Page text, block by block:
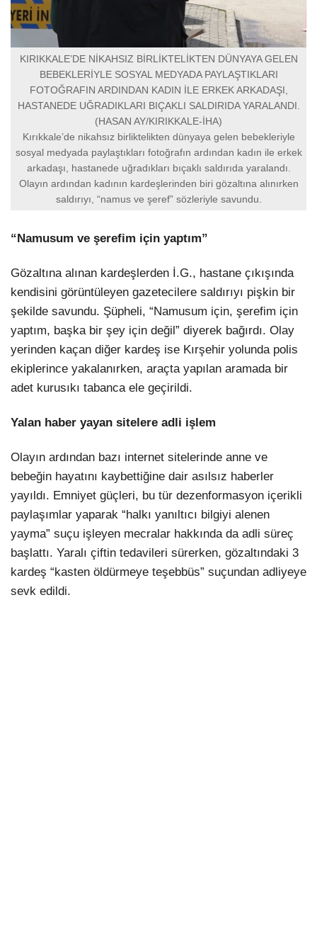
KIRIKKALE’DE NİKAHSIZ BİRLİKTELİKTEN DÜNYAYA GELEN
BEBEKLERİYLE SOSYAL MEDYADA PAYLAŞTIKLARI
FOTOĞRAFIN ARDINDAN KADIN İLE ERKEK ARKADAŞI,
HASTANEDE UĞRADIKLARI BIÇAKLI SALDIRIDA YARALANDI.
(HASAN AY/KIRIKKALE-İHA)
Kırıkkale’de nikahsız birliktelikten dünyaya gelen bebekleriyle
sosyal medyada paylaştıkları fotoğrafın ardından kadın ile erkek
arkadaşı, hastanede uğradıkları bıçaklı saldırıda yaralandı.
Olayın ardından kadının kardeşlerinden biri gözaltına alınırken
saldırıyı, “namus ve şeref” sözleriyle savundu.
“Namusum ve şerefim için yaptım”
Gözaltına alınan kardeşlerden İ.G., hastane çıkışında
kendisini görüntüleyen gazetecilere saldırıyı pişkin bir
şekilde savundu. Şüpheli, “Namusum için, şerefim için
yaptım, başka bir şey için değil” diyerek bağırdı. Olay
yerinden kaçan diğer kardeş ise Kırşehir yolunda polis
ekiplerince yakalanırken, araçta yapılan aramada bir
adet kurusıkı tabanca ele geçirildi.
Yalan haber yayan sitelere adli işlem
Olayın ardından bazı internet sitelerinde anne ve
bebeğin hayatını kaybettiğine dair asılsız haberler
yayıldı. Emniyet güçleri, bu tür dezenformasyon içerikli
paylaşımlar yaparak “halkı yanıltıcı bilgiyi alenen
yayma” suçu işleyen mecralar hakkında da adli süreç
başlattı. Yaralı çiftin tedavileri sürerken, gözaltındaki 3
kardeş “kasten öldürmeye teşebbüs” suçundan adliyeye
sevk edildi.